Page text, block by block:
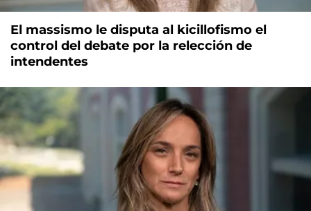
El massismo le disputa al kicillofismo el
control del debate por la relección de
intendentes